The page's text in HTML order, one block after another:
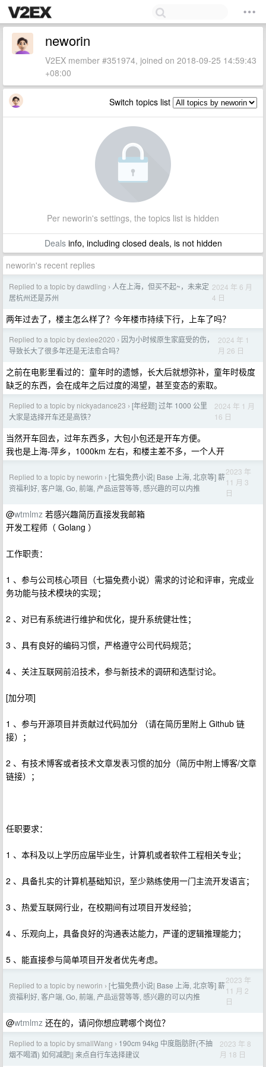
neworin
V2EX member #351974, joined on 2018-09-25 14:59:43
+08:00
Switch topics list
Per neworin's settings, the topics list is hidden
Dealsinfo, including closed deals, is not hidden
neworin's recent replies
Replied to a topic by dawdling › 人在上海，但买不起~，未来定
居杭州还是苏州
2024 年 6 月
4 日
两年过去了，楼主怎么样了？今年楼市持续下行，上车了吗？
Replied to a topic by dexlee2020 › 因为小时候原生家庭受的伤，
导致长大了很多年还是无法愈合吗？
2024 年 1
月 26 日
之前在电影里看过的：童年时的遗憾，长大后就想弥补，童年时极度
缺乏的东西，会在成年之后过度的渴望，甚至变态的索取。
Replied to a topic by nickyadance23 › [年经题] 过年 1000 公里
大家是选择开车还是高铁？
2024 年 1 月
16 日
当然开车回去，过年东西多，大包小包还是开车方便。
我也是上海-萍乡，1000km 左右，和楼主差不多，一个人开
Replied to a topic by neworin › [七猫免费小说| Base 上海, 北京等] 薪
资福利好, 客户端, Go, 前端, 产品运营等等, 感兴趣的可以内推
2023 年
11 月 3
日
@wtmlmz 若感兴趣简历直接发我邮箱
开发工程师（ Golang ）
工作职责：
1 、参与公司核心项目（七猫免费小说）需求的讨论和评审，完成业
务功能与技术模块的实现；
2 、对已有系统进行维护和优化，提升系统健壮性；
3 、具有良好的编码习惯，严格遵守公司代码规范；
4 、关注互联网前沿技术，参与新技术的调研和选型讨论。
[加分项]
1 、参与开源项目并贡献过代码加分 （请在简历里附上 Github 链
接）；
2 、有技术博客或者技术文章发表习惯的加分（简历中附上博客/文章
链接）；
任职要求：
1 、本科及以上学历应届毕业生，计算机或者软件工程相关专业；
2 、具备扎实的计算机基础知识，至少熟练使用一门主流开发语言；
3 、热爱互联网行业，在校期间有过项目开发经验；
4 、乐观向上，具备良好的沟通表达能力，严谨的逻辑推理能力；
5 、能直接参与简单项目开发者优先考虑。
Replied to a topic by neworin › [七猫免费小说| Base 上海, 北京等] 薪
资福利好, 客户端, Go, 前端, 产品运营等等, 感兴趣的可以内推
2023 年
11 月 2
日
@wtmlmz 还在的，请问你想应聘哪个岗位？
Replied to a topic by smallWang › 190cm 94kg 中度脂肪肝(不抽
烟不喝酒) 如何减肥|| 来点自行车选择建议
2023 年 8
月 18 日